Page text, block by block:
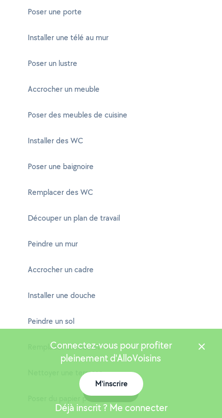
Poser une porte
Installer une télé au mur
Poser un lustre
Accrocher un meuble
Poser des meubles de cuisine
Installer des WC
Poser une baignoire
Remplacer des WC
Découper un plan de travail
Peindre un mur
Accrocher un cadre
Installer une douche
Peindre un sol
Remplacer un robinet
Nettoyer une terrasse
Poser du papier peint
Connectez-vous pour profiter
pleinement d'AlloVoisins
M'inscrire
Déjà inscrit ? Me connecter